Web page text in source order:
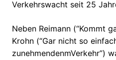
Verkehrswacht seit 25
Neben Reimann (“Kommt
Krohn (“Gar nicht so
zunehmendenmVerkehr”)